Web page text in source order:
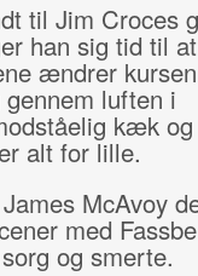
til Jim Croces
han sig tid til
ændrer
luften i
kæk
alt for lille.
McAvoy
med
og smerte.